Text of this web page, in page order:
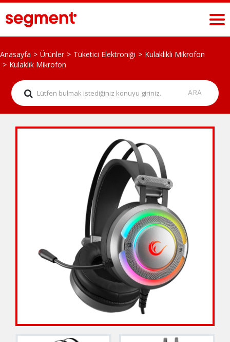
Anasayfa Ürünler Tüketici Elektroniği
Kulaklıklı Mikrofon
Kulaklık Mikrofon